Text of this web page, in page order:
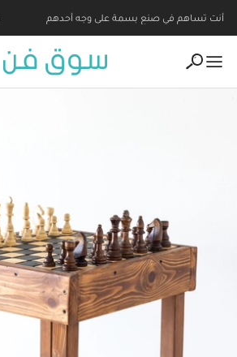
أنت تساهم في صنع بسمة على وجه أحدهم